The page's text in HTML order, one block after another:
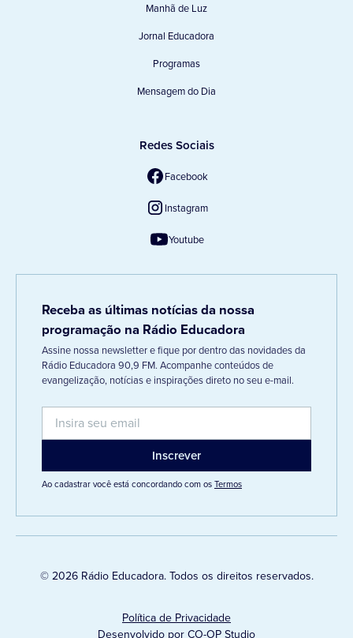
Manhã de Luz
Jornal Educadora
Programas
Mensagem do Dia
Redes Sociais
Facebook
Instagram
Youtube
Receba as últimas notícias da nossa
programação na Rádio Educadora
Assine nossa newsletter e fique por dentro das novidades da
Rádio Educadora 90,9 FM. Acompanhe conteúdos de
evangelização, notícias e inspirações direto no seu e-mail.
Ao cadastrar você está concordando com osTermos
© 2026 Rádio Educadora. Todos os direitos reservados.
Política de Privacidade
Desenvolvido por CO-OP Studio